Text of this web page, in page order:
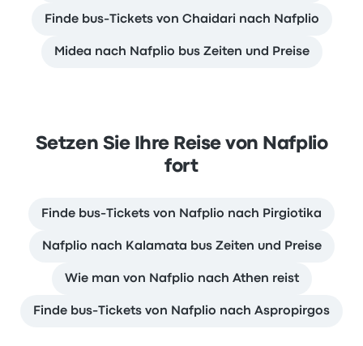
Finde bus-Tickets von Chaidari nach Nafplio
Midea nach Nafplio bus Zeiten und Preise
Setzen Sie Ihre Reise von Nafplio
fort
Finde bus-Tickets von Nafplio nach Pirgiotika
Nafplio nach Kalamata bus Zeiten und Preise
Wie man von Nafplio nach Athen reist
Finde bus-Tickets von Nafplio nach Aspropirgos